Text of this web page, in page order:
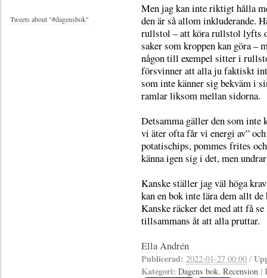
Men jag kan inte riktigt hålla
den är så allom inkluderande.
rullstol – att köra rullstol lyfts
saker som kroppen kan göra –
någon till exempel sitter i
försvinner att alla ju faktiskt
som inte känner sig bekväm i
ramlar liksom mellan sidorna.
Detsamma gäller den som inte
vi äter ofta får vi energi av”
potatischips, pommes frites
känna igen sig i det, men
Kanske ställer jag väl höga
kan en bok inte lära dem allt
Kanske räcker det med att få
tillsammans åt att alla pruttar.
Ella Andrén
Publicerad: 2022-01-27 00:00 /
Kategori: Dagens bok, Recension |
Tweets about "#dagensbok"